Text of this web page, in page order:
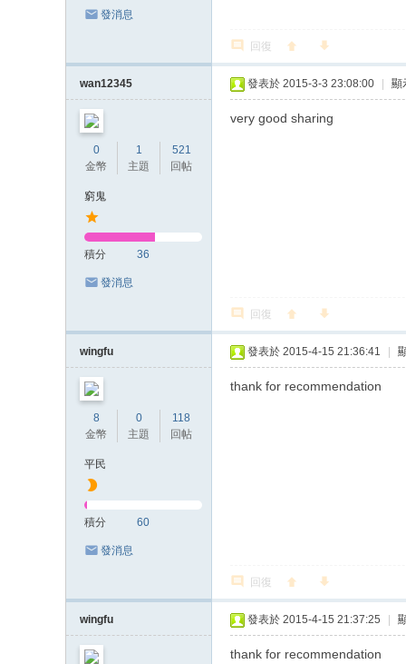
發消息
回復
wan12345
0
金幣
1
主題
521
回帖
窮鬼
積分 36
發消息
發表於 2015-3-3 23:08:00 顯
very good sharing
回復
wingfu
8
金幣
0
主題
118
回帖
平民
積分 60
發消息
發表於 2015-4-15 21:36:41
thank for recommendation
回復
wingfu 發表於 2015-4-15 21:37:25
thank for recommendation